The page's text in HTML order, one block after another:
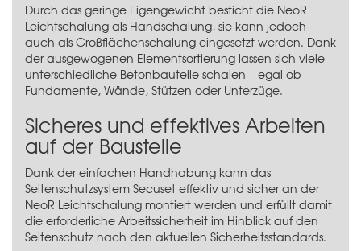
Durch das geringe Eigengewicht besticht die NeoR
Leichtschalung als Handschalung, sie kann jedoch
auch als Großflächenschalung eingesetzt werden. Dank
der ausgewogenen Elementsortierung lassen sich viele
unterschiedliche Betonbauteile schalen – egal ob
Fundamente, Wände, Stützen oder Unterzüge.
Sicheres und effektives Arbeiten
auf der Baustelle
Dank der einfachen Handhabung kann das
Seitenschutzsystem Secuset effektiv und sicher an der
NeoR Leichtschalung montiert werden und erfüllt damit
die erforderliche Arbeitssicherheit im Hinblick auf den
Seitenschutz nach den aktuellen Sicherheitsstandards.